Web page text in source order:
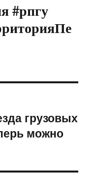
#рпгу
грузовых
можно